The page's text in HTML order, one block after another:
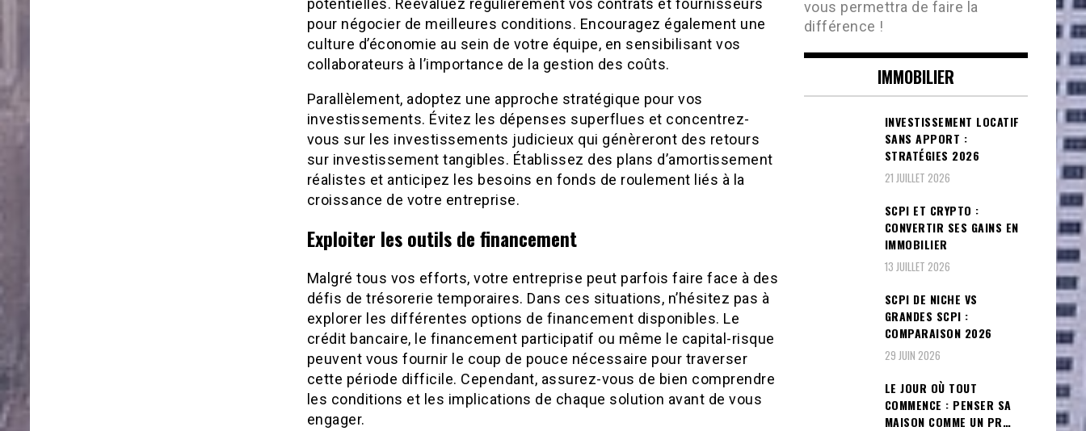
potentielles. Réévaluez régulièrement vos contrats et fournisseurs
pour négocier de meilleures conditions. Encouragez également une
culture d’économie au sein de votre équipe, en sensibilisant vos
collaborateurs à l’importance de la gestion des coûts.
Parallèlement, adoptez une approche stratégique pour vos
investissements. Évitez les dépenses superflues et concentrez-
vous sur les investissements judicieux qui génèreront des retours
sur investissement tangibles. Établissez des plans d’amortissement
réalistes et anticipez les besoins en fonds de roulement liés à la
croissance de votre entreprise.
Exploiter les outils de financement
Malgré tous vos efforts, votre entreprise peut parfois faire face à des
défis de trésorerie temporaires. Dans ces situations, n’hésitez pas à
explorer les différentes options de financement disponibles. Le
crédit bancaire, le financement participatif ou même le capital-risque
peuvent vous fournir le coup de pouce nécessaire pour traverser
cette période difficile. Cependant, assurez-vous de bien comprendre
les conditions et les implications de chaque solution avant de vous
engager.
vous permettra de faire la
différence !
IMMOBILIER
INVESTISSEMENT LOCATIF
SANS APPORT :
STRATÉGIES 2026
21 JUILLET 2026
SCPI ET CRYPTO :
CONVERTIR SES GAINS EN
IMMOBILIER
13 JUILLET 2026
SCPI DE NICHE VS
GRANDES SCPI :
COMPARAISON 2026
29 JUIN 2026
LE JOUR OÙ TOUT
COMMENCE : PENSER SA
MAISON COMME UN PR…